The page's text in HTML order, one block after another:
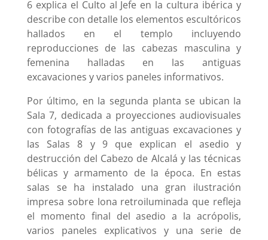
6 explica el Culto al Jefe en la cultura ibérica y
describe con detalle los elementos escultóricos
hallados en el templo incluyendo
reproducciones de las cabezas masculina y
femenina halladas en las antiguas
excavaciones y varios paneles informativos.
Por último, en la segunda planta se ubican la
Sala 7, dedicada a proyecciones audiovisuales
con fotografías de las antiguas excavaciones y
las Salas 8 y 9 que explican el asedio y
destrucción del Cabezo de Alcalá y las técnicas
bélicas y armamento de la época. En estas
salas se ha instalado una gran ilustración
impresa sobre lona retroiluminada que refleja
el momento final del asedio a la acrópolis,
varios paneles explicativos y una serie de